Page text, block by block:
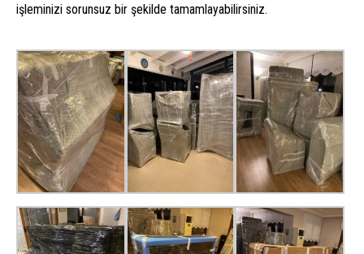
işleminizi sorunsuz bir şekilde tamamlayabilirsiniz.